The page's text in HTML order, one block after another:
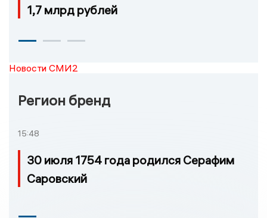
1,7 млрд рублей
Новости СМИ2
Регион бренд
15:48
30 июля 1754 года родился Серафим
Саровский